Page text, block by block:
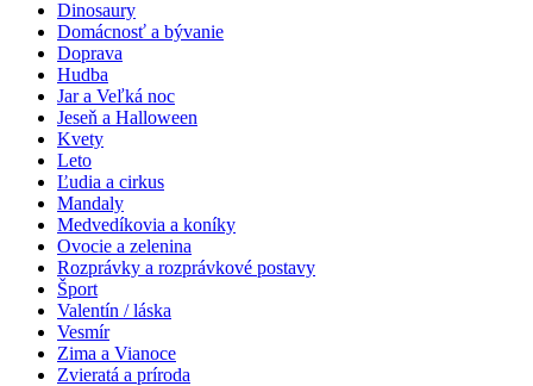
Dinosaury
Domácnosť a bývanie
Doprava
Hudba
Jar a Veľká noc
Jeseň a Halloween
Kvety
Leto
Ľudia a cirkus
Mandaly
Medvedíkovia a koníky
Ovocie a zelenina
Rozprávky a rozprávkové postavy
Šport
Valentín / láska
Vesmír
Zima a Vianoce
Zvieratá a príroda